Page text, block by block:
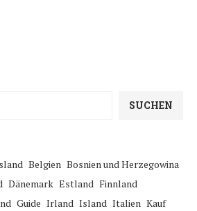
SUCHEN
Belgien Bosnien und Herzegowina
Dänemark Estland Finnland
Guide Irland Island Italien Kauf